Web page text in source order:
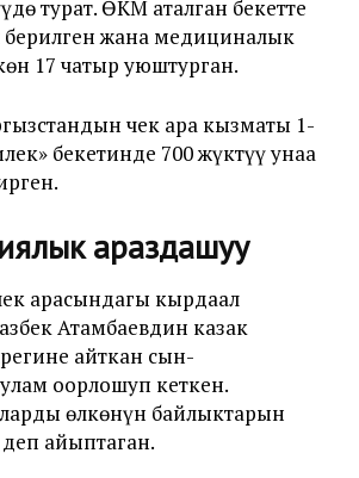
турат. ӨКМ аталган бекетте
жана медициналык
17 чатыр уюштурган.
чек ара кызматы 1-
бекетинде 700 жүктүү унаа
араздашуу
арасындагы кырдаал
Атамбаевдин казак
айткан сын-
оорлошуп кеткен.
өлкөнүн байлыктарын
айыптаган.